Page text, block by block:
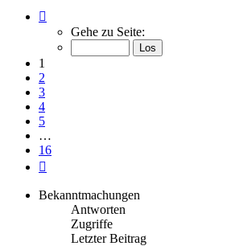
von
Gehe zu Seite:
1
2
3
4
5
…
16
Bekanntmachungen
Antworten
Zugriffe
Letzter Beitrag